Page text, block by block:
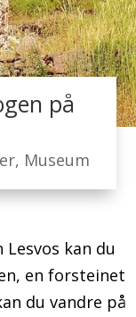
på
, Museum
Lesvos kan du
en forsteinet
du vandre på